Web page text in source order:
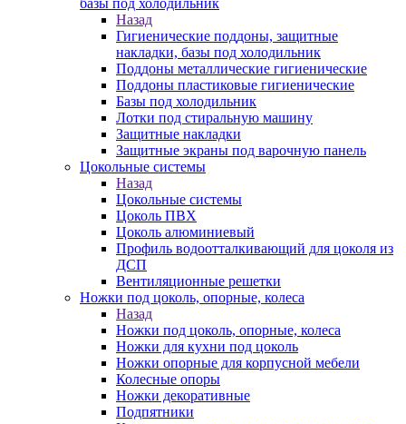
базы под холодильник
Назад
Гигиенические поддоны, защитные
накладки, базы под холодильник
Поддоны металлические гигиенические
Поддоны пластиковые гигиенические
Базы под холодильник
Лотки под стиральную машину
Защитные накладки
Защитные экраны под варочную панель
Цокольные системы
Назад
Цокольные системы
Цоколь ПВХ
Цоколь алюминиевый
Профиль водоотталкивающий для цоколя из
ДСП
Вентиляционные решетки
Ножки под цоколь, опорные, колеса
Назад
Ножки под цоколь, опорные, колеса
Ножки для кухни под цоколь
Ножки опорные для корпусной мебели
Колесные опоры
Ножки декоративные
Подпятники